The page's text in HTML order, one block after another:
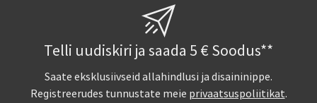
Telli uudiskiri ja saada 5 € Soodus**
Saate eksklusiivseid allahindlusi ja disaininippe.
Registreerudes tunnustate meie privaatsuspoliitikat.